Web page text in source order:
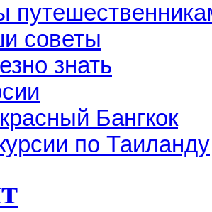
советы
знать
Бангкок
по Таиланду